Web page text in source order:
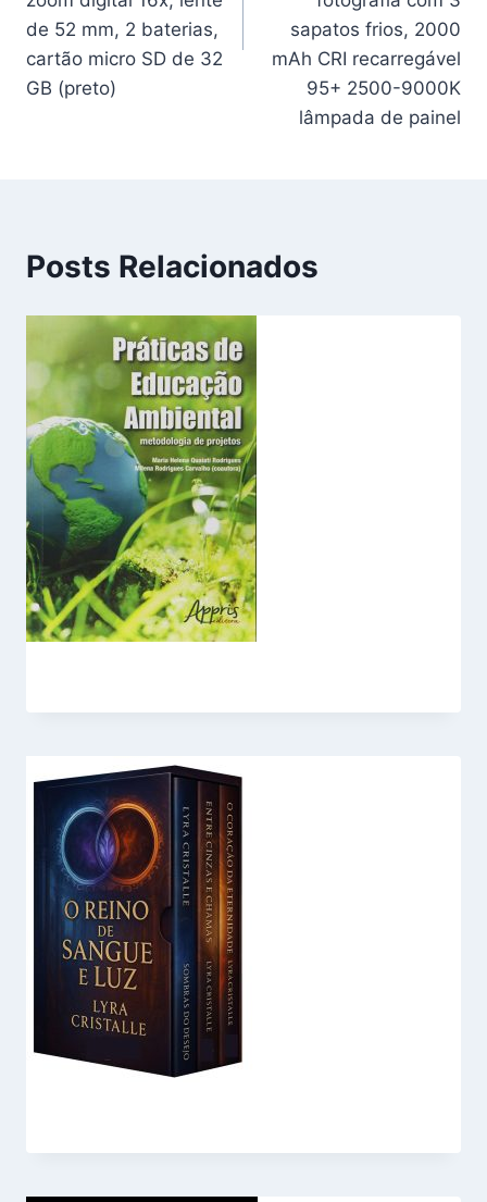
de 52 mm, 2 baterias,
cartão micro SD de 32
GB (preto)
sapatos frios, 2000
mAh CRI recarregável
95+ 2500-9000K
lâmpada de painel
Posts Relacionados